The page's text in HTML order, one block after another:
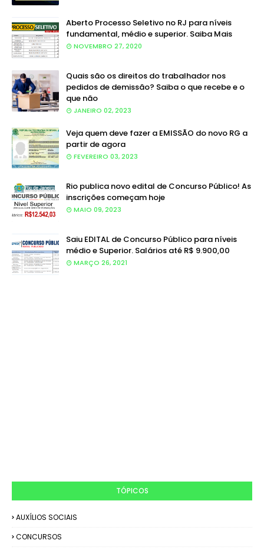
Aberto Processo Seletivo no RJ para níveis
fundamental, médio e superior. Saiba Mais
NOVEMBRO 27, 2020
Quais são os direitos do trabalhador nos
pedidos de demissão? Saiba o que recebe e o
que não
JANEIRO 02, 2023
Veja quem deve fazer a EMISSÃO do novo RG a
partir de agora
FEVEREIRO 03, 2023
Rio publica novo edital de Concurso Público! As
inscrições começam hoje
MAIO 09, 2023
Saiu EDITAL de Concurso Público para níveis
médio e Superior. Salários até R$ 9.900,00
MARÇO 26, 2021
TÓPICOS
AUXÍLIOS SOCIAIS
CONCURSOS